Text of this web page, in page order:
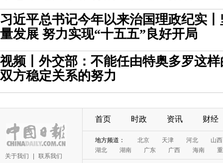
习近平总书记今年以来治国理政纪实
量发展 努力实现“十五五”良好开局
视频丨外交部：不能任由特奥多罗这
双方稳定关系的努力
关于我们 联系我们
首页 时政 资讯 财经
地方频道： 北京 天津 河北
山西
湖北
湖南 广东 广西 海南